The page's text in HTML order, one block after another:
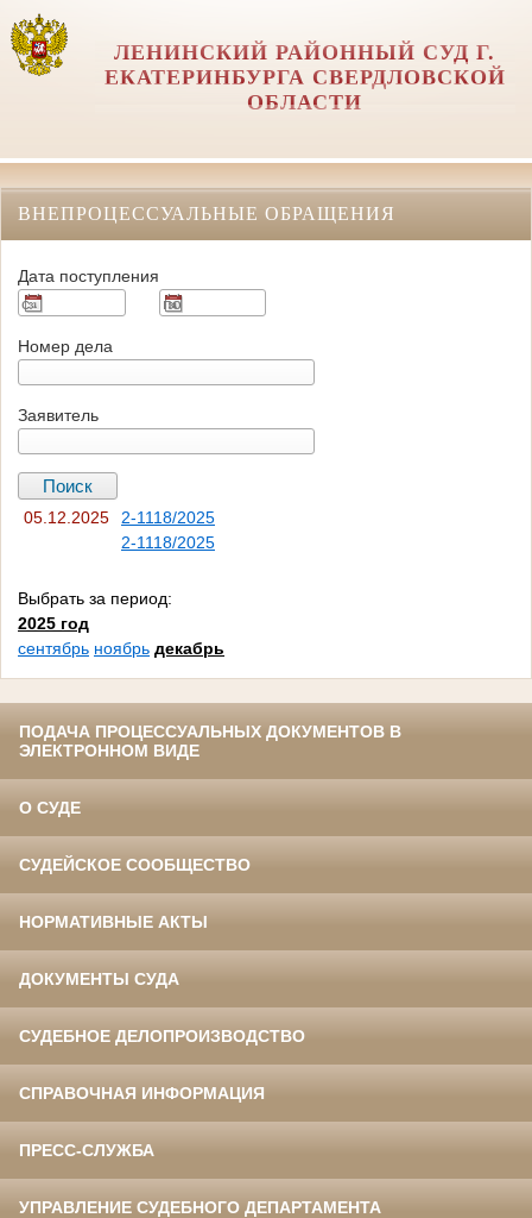
ЛЕНИНСКИЙ РАЙОННЫЙ СУД Г.
ЕКАТЕРИНБУРГА СВЕРДЛОВСКОЙ
ОБЛАСТИ
ВНЕПРОЦЕССУАЛЬНЫЕ ОБРАЩЕНИЯ
Дата поступления
Номер дела
Заявитель
05.12.2025
2-1118/2025
2-1118/2025
Выбрать за период:
2025 год
сентябрь ноябрь декабрь
ПОДАЧА ПРОЦЕССУАЛЬНЫХ ДОКУМЕНТОВ В
ЭЛЕКТРОННОМ ВИДЕ
О СУДЕ
СУДЕЙСКОЕ СООБЩЕСТВО
НОРМАТИВНЫЕ АКТЫ
ДОКУМЕНТЫ СУДА
СУДЕБНОЕ ДЕЛОПРОИЗВОДСТВО
СПРАВОЧНАЯ ИНФОРМАЦИЯ
ПРЕСС-СЛУЖБА
УПРАВЛЕНИЕ СУДЕБНОГО ДЕПАРТАМЕНТА